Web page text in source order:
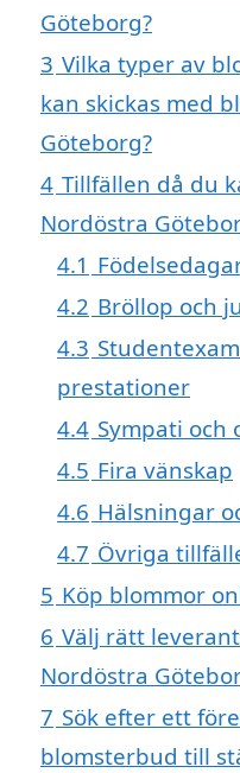
Göteborg?
3 Vilka typer av
kan skickas med
Göteborg?
4 Tillfällen då du
Nordöstra
4.1
4.2 Bröllop och
4.3
prestationer
4.4 Sympati och
4.5 Fira vänskap
4.6 Hälsningar
4.7 Övriga
5 Köp blommor
6 Välj rätt
Nordöstra
7 Sök efter ett
blomsterbud till